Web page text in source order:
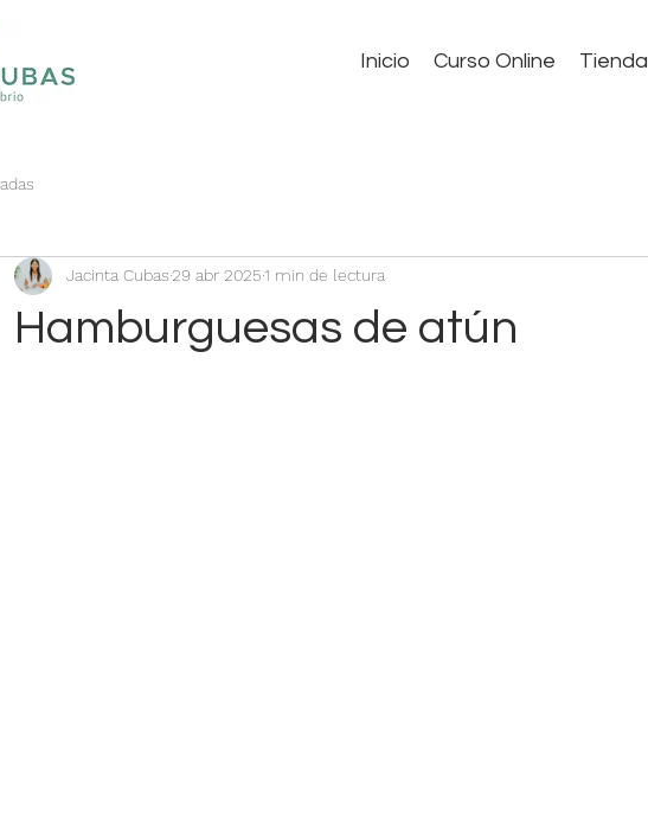
Inicio Curso Online Tienda
Hamburguesas de atún
Jacinta Cubas29 abr 2025 1 min de lectura